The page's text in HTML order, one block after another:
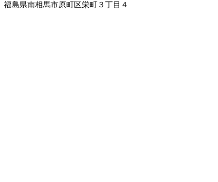
福島県南相馬市原町区栄町３丁目４